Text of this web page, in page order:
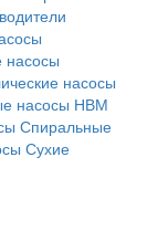
насосы
насосы
насосы НВМ
Спиральные
Сухие